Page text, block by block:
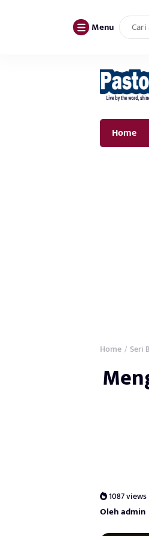
Menu
Home
Home / Seri
1087 views
Oleh admin